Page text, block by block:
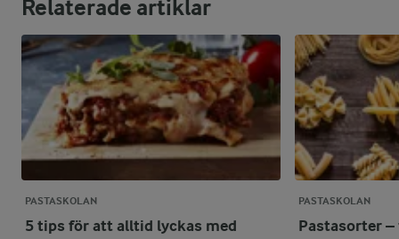
Relaterade artiklar
PASTASKOLAN
5 tips för att alltid lyckas med
PASTASKOLAN
Pastasorter